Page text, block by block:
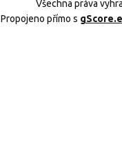
Všechna práva
Propojeno přímo s